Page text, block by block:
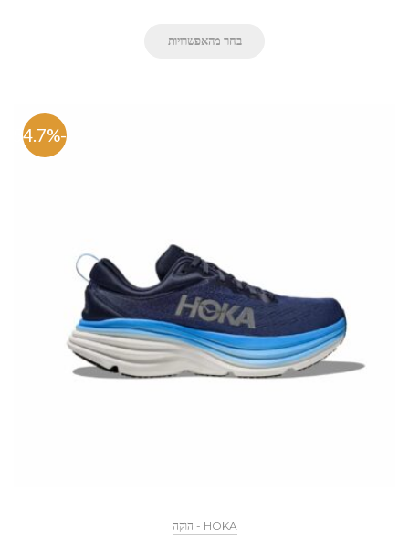
בחר מהאפשרויות
-54.7%
HOKA - הוקה